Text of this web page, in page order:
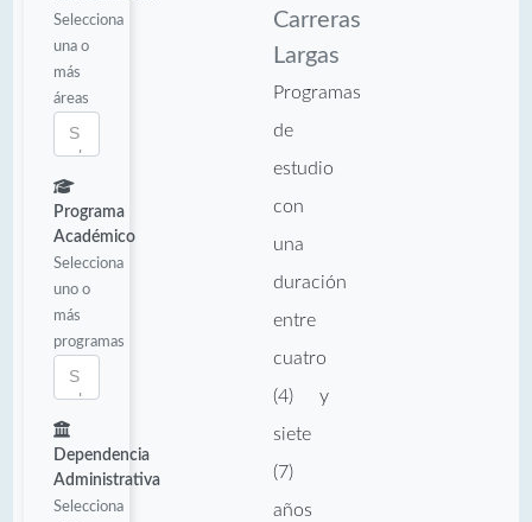
Selecciona
una o
más
áreas
Programa
Académico
Selecciona
uno o
más
programas
Dependencia
Administrativa
Selecciona
Carreras
Largas
Programas
de
estudio
con
una
duración
entre
cuatro
(4) y
siete
(7)
años